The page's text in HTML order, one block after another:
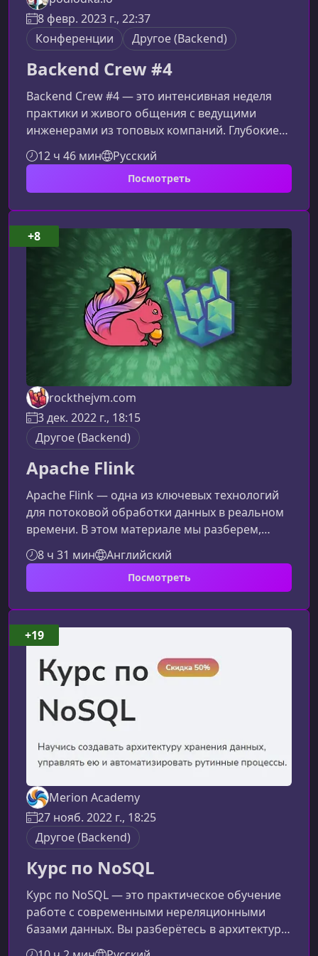
8 февр. 2023 г., 22:37
Конференции
Другое (Backend)
Backend Crew #4
Backend Crew #4 — это интенсивная неделя
практики и живого общения с ведущими
инженерами из топовых компаний. Глубокие
разборы, реальные кейсы, применимые
инструменты и дружеская атмосфера
помогают участникам быстро прокачать
производительности backend‑приложений.Что
ждёт участников Backend Crew #4Программа
курса построена вокруг ключевой темы —
ускорения и улучшения работы серверных
приложений. В течение недели
12 ч 46 мин Русский
Посмотреть
rockthejvm.com
3 дек. 2022 г., 18:15
Другое (Backend)
Apache Flink
Apache Flink — одна из ключевых технологий
для потоковой обработки данных в реальном
времени. В этом материале мы разберем,
почему Flink так востребован, какие задачи он
решает и какие навыки вы освоите в рамках
курса. Что такое Apache Flink и почему он
распределенной потоковой обработки
данных, позволяющий работать с большими
объемами информации по мере их
поступления. Его сильная сторона —
вычисления с отсл
8 ч 31 мин Английский
Посмотреть
+8
Merion Academy
27 нояб. 2022 г., 18:25
Другое (Backend)
Курс по NoSQL
Курс по NoSQL — это практическое обучение
работе с современными нереляционными
базами данных. Вы разберётесь в архитектуре
хранения данных, научитесь выбирать
+19